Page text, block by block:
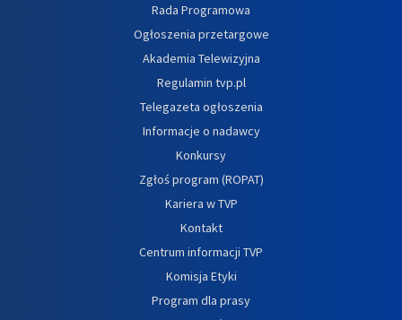
Rada Programowa
Ogłoszenia przetargowe
Akademia Telewizyjna
Regulamin tvp.pl
Telegazeta ogłoszenia
Informacje o nadawcy
Konkursy
Zgłoś program (ROPAT)
Kariera w TVP
Kontakt
Centrum informacji TVP
Komisja Etyki
Program dla prasy